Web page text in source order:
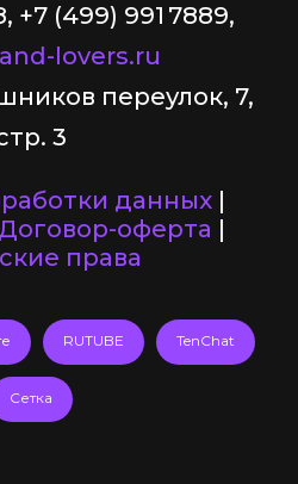
+7 (499) 991 7889,
lovers.ru
переулок, 7,
3
данных|
Договор-оферта |
права
RUTUBE TenChat
Сетка